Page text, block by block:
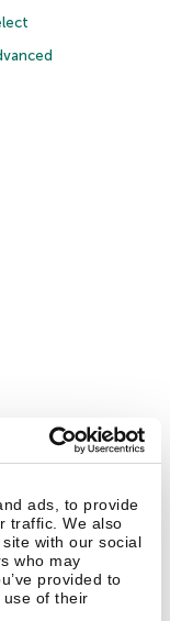
ads, to provide
traffic. We also
with our social
who may
provided to
use of their
sulla privacy
Comunicati stampa